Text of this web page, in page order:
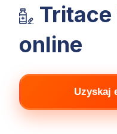
Tritace
online
Uzyskaj